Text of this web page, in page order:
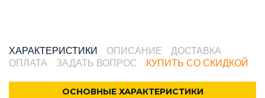
ХАРАКТЕРИСТИКИ ОПИСАНИЕ
ДОСТАВКА
ОПЛАТА
ЗАДАТЬ ВОПРОС КУПИТЬ СО СКИДКОЙ
ОСНОВНЫЕ ХАРАКТЕРИСТИКИ